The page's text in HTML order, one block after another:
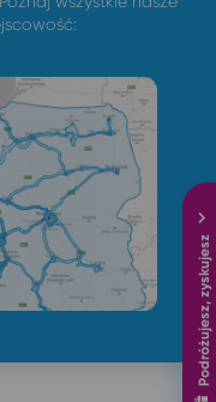
Podróżujesz, zyskujesz